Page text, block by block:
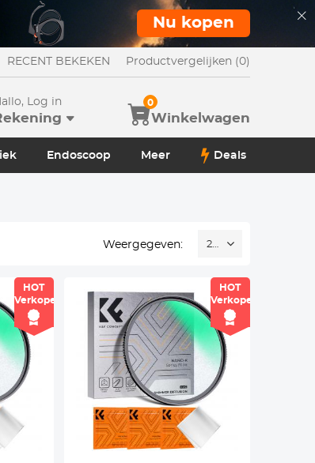
Nu kopen
RECENT BEKEKEN Productvergelijken (0)
Log in
Winkelwagen
0
Endoscoop Meer Deals
Weergegeven: 24
HOT
Verkoper
HOT
Verkoper